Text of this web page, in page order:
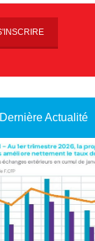
Dernière Actualité